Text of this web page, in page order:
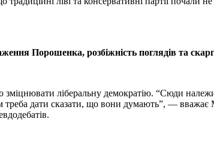
Порошенка, розбіжність поглядів та
ліберальну демократію. “Сюди
дати сказати, що вони думають”, —